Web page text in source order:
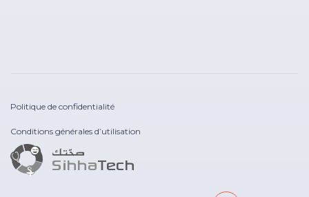
Politique de confidentialité
Conditions générales d’utilisation